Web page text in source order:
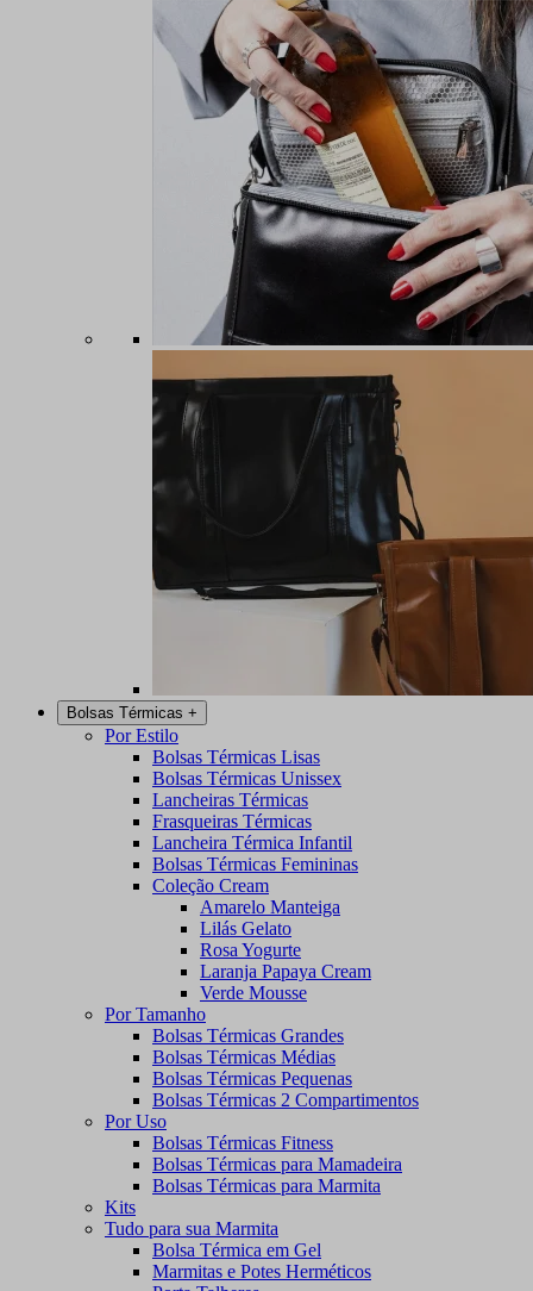
Bolsas Térmicas +
Por Estilo
Bolsas Térmicas Lisas
Bolsas Térmicas Unissex
Lancheiras Térmicas
Frasqueiras Térmicas
Lancheira Térmica Infantil
Bolsas Térmicas Femininas
Coleção Cream
Amarelo Manteiga
Lilás Gelato
Rosa Yogurte
Laranja Papaya Cream
Verde Mousse
Por Tamanho
Bolsas Térmicas Grandes
Bolsas Térmicas Médias
Bolsas Térmicas Pequenas
Bolsas Térmicas 2 Compartimentos
Por Uso
Bolsas Térmicas Fitness
Bolsas Térmicas para Mamadeira
Bolsas Térmicas para Marmita
Kits
Tudo para sua Marmita
Bolsa Térmica em Gel
Marmitas e Potes Herméticos